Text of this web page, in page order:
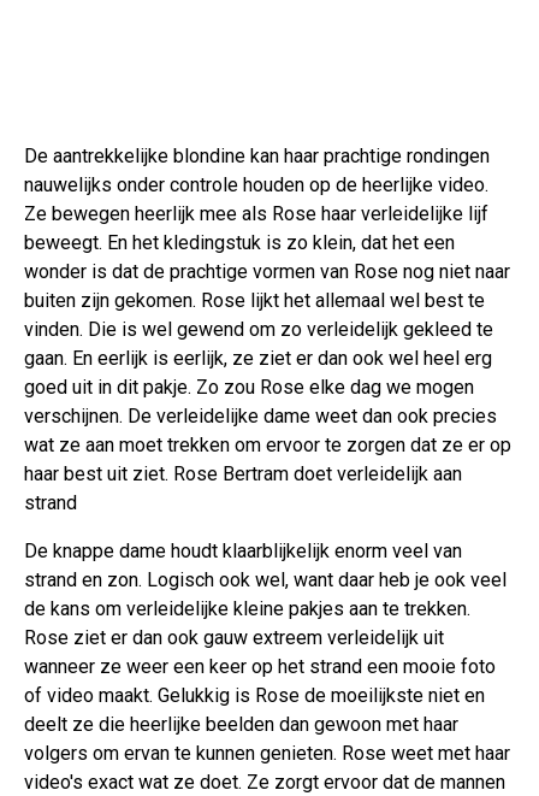
De aantrekkelijke blondine kan haar prachtige rondingen
nauwelijks onder controle houden op de heerlijke video.
Ze bewegen heerlijk mee als Rose haar verleidelijke lijf
beweegt. En het kledingstuk is zo klein, dat het een
wonder is dat de prachtige vormen van Rose nog niet naar
buiten zijn gekomen. Rose lijkt het allemaal wel best te
vinden. Die is wel gewend om zo verleidelijk gekleed te
gaan. En eerlijk is eerlijk, ze ziet er dan ook wel heel erg
goed uit in dit pakje. Zo zou Rose elke dag we mogen
verschijnen. De verleidelijke dame weet dan ook precies
wat ze aan moet trekken om ervoor te zorgen dat ze er op
haar best uit ziet. Rose Bertram doet verleidelijk aan
strand
De knappe dame houdt klaarblijkelijk enorm veel van
strand en zon. Logisch ook wel, want daar heb je ook veel
de kans om verleidelijke kleine pakjes aan te trekken.
Rose ziet er dan ook gauw extreem verleidelijk uit
wanneer ze weer een keer op het strand een mooie foto
of video maakt. Gelukkig is Rose de moeilijkste niet en
deelt ze die heerlijke beelden dan gewoon met haar
volgers om ervan te kunnen genieten. Rose weet met haar
video's exact wat ze doet. Ze zorgt ervoor dat de mannen